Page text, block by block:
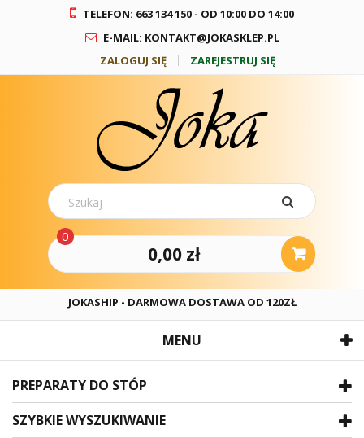
TELEFON: 663 134 150 - OD 10:00 DO 14:00
E-MAIL: KONTAKT@JOKASKLEP.PL
ZALOGUJ SIĘ
ZAREJESTRUJ SIĘ
0
0,00 zł
JOKASHIP - DARMOWA DOSTAWA OD 120ZŁ
MENU
PREPARATY DO STÓP
SZYBKIE WYSZUKIWANIE